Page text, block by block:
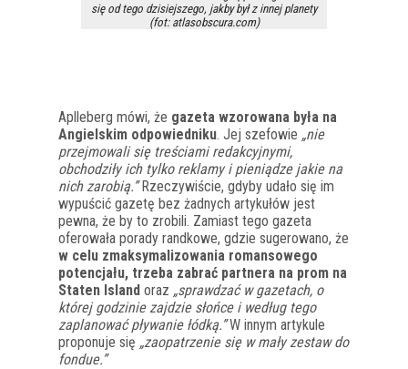
się od tego dzisiejszego, jakby był z innej planety
(fot: atlasobscura.com)
Aplleberg mówi, że gazeta wzorowana była na
Angielskim odpowiedniku. Jej szefowie „nie
przejmowali się treściami redakcyjnymi,
obchodziły ich tylko reklamy i pieniądze jakie na
nich zarobią.”Rzeczywiście, gdyby udało się im
wypuścić gazetę bez żadnych artykułów jest
pewna, że by to zrobili. Zamiast tego gazeta
oferowała porady randkowe, gdzie sugerowano, że
w celu zmaksymalizowania romansowego
potencjału, trzeba zabrać partnera na prom na
Staten Island oraz „sprawdzać w gazetach, o
której godzinie zajdzie słońce i według tego
zaplanować pływanie łódką.”W innym artykule
proponuje się „zaopatrzenie się w mały zestaw do
fondue.”